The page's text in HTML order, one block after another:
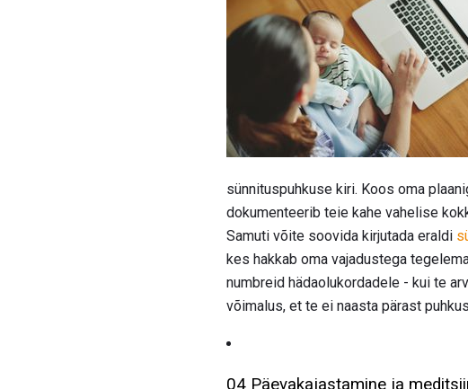
sünnituspuhkuse kiri. Koos oma
dokumenteerib teie kahe vahelise
Samuti võite soovida kirjutada eraldi
kes hakkab oma vajadustega
numbreid hädaolukordadele - kui te
võimalus, et te ei naasta pärast
04 Päevakajastamine ja